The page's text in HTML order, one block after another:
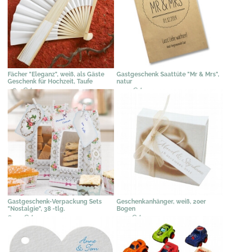
Fächer "Eleganz", weiß, als Gäste
Geschenk für Hochzeit, Taufe
1,63 €*
Gastgeschenk Saattüte "Mr & Mrs",
natur
3,07 € *
Gastgeschenk-Verpackung Sets
"Nostalgie", 38 -tlg.
8,20 € *
Geschenkanhänger, weiß, 20er
Bogen
4,31 € *